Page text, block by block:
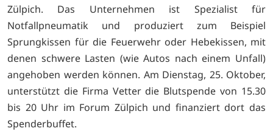
Zülpich. Das Unternehmen ist Spezialist für
Notfallpneumatik und produziert zum Beispiel
Sprungkissen für die Feuerwehr oder Hebekissen, mit
denen schwere Lasten (wie Autos nach einem Unfall)
angehoben werden können. Am Dienstag, 25. Oktober,
unterstützt die Firma Vetter die Blutspende von 15.30
bis 20 Uhr im Forum Zülpich und finanziert dort das
Spenderbuffet.